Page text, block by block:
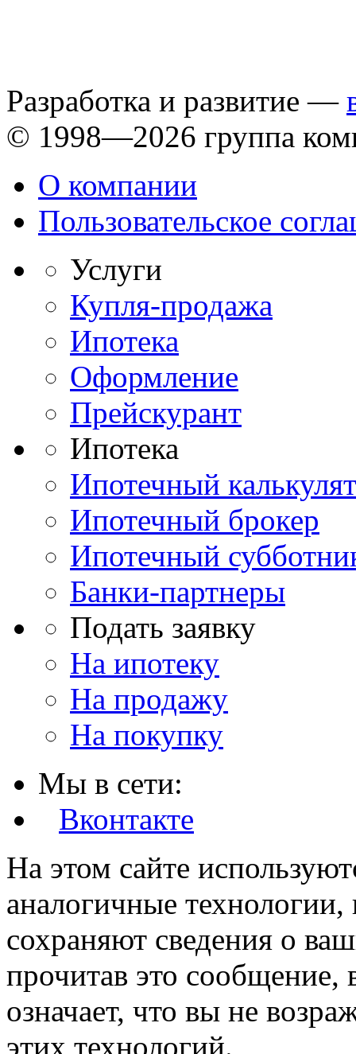
Разработка и развитие —
© 1998—2026 группа
О компании
Пользовательское
Услуги
Купля-продажа
Ипотека
Оформление
Прейскурант
Ипотека
Ипотечный
Ипотечный брокер
Ипотечный
Банки-партнеры
Подать заявку
На ипотеку
На продажу
На покупку
Мы в сети:
Вконтакте
На этом сайте
аналогичные технологии,
сохраняют сведения о
прочитав это сообщение,
означает, что вы не
этих технологий.